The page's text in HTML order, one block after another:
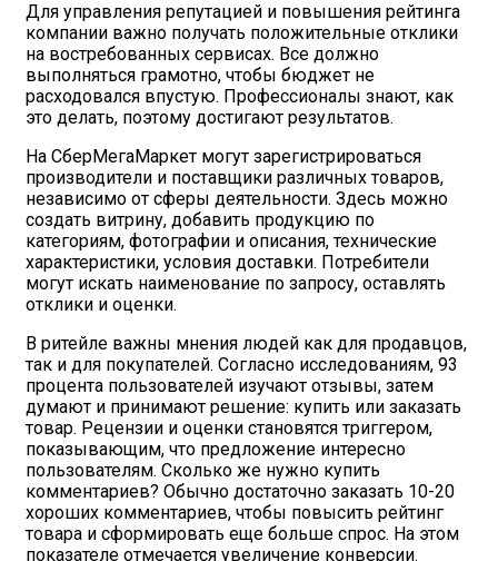
Для управления репутацией и повышения рейтинга
компании важно получать положительные отклики
на востребованных сервисах. Все должно
выполняться грамотно, чтобы бюджет не
расходовался впустую. Профессионалы знают, как
это делать, поэтому достигают результатов.
На СберМегаМаркет могут зарегистрироваться
производители и поставщики различных товаров,
независимо от сферы деятельности. Здесь можно
создать витрину, добавить продукцию по
категориям, фотографии и описания, технические
характеристики, условия доставки. Потребители
могут искать наименование по запросу, оставлять
отклики и оценки.
В ритейле важны мнения людей как для продавцов,
так и для покупателей. Согласно исследованиям, 93
процента пользователей изучают отзывы, затем
думают и принимают решение: купить или заказать
товар. Рецензии и оценки становятся триггером,
показывающим, что предложение интересно
пользователям. Сколько же нужно купить
комментариев? Обычно достаточно заказать 10-20
хороших комментариев, чтобы повысить рейтинг
товара и сформировать еще больше спрос. На этом
показателе отмечается увеличение конверсии.